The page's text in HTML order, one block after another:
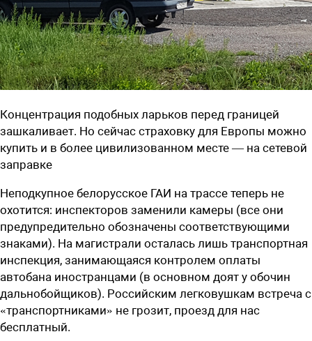
Концентрация подобных ларьков перед границей
зашкаливает. Но сейчас страховку для Европы можно
купить и в более цивилизованном месте — на сетевой
заправке
Неподкупное белорусское ГАИ на трассе теперь не
охотится: инспекторов заменили камеры (все они
предупредительно обозначены соответствующими
знаками). На магистрали осталась лишь транспортная
инспекция, занимающаяся контролем оплаты
автобана иностранцами (в основном доят у обочин
дальнобойщиков). Российским легковушкам встреча с
«транспортниками» не грозит, проезд для нас
бесплатный.